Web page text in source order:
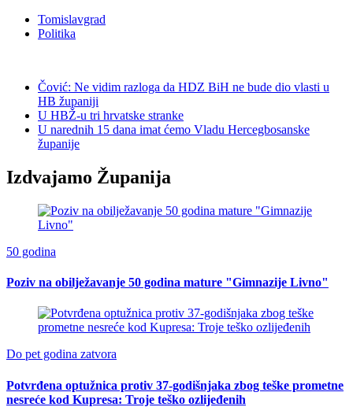
Tomislavgrad
Politika
Čović: Ne vidim razloga da HDZ BiH ne bude dio vlasti u
HB županiji
U HBŽ-u tri hrvatske stranke
U narednih 15 dana imat ćemo Vladu Hercegbosanske
županije
Izdvajamo Županija
50 godina
Poziv na obilježavanje 50 godina mature "Gimnazije Livno"
Do pet godina zatvora
Potvrđena optužnica protiv 37-godišnjaka zbog teške prometne
nesreće kod Kupresa: Troje teško ozlijeđenih